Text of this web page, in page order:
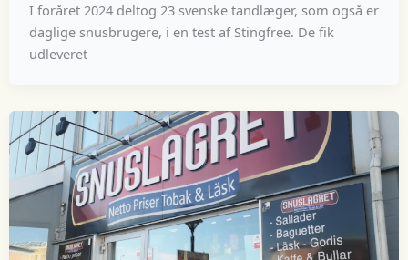
I foråret 2024 deltog 23 svenske tandlæger, som også er
daglige snusbrugere, i en test af Stingfree. De fik
udleveret